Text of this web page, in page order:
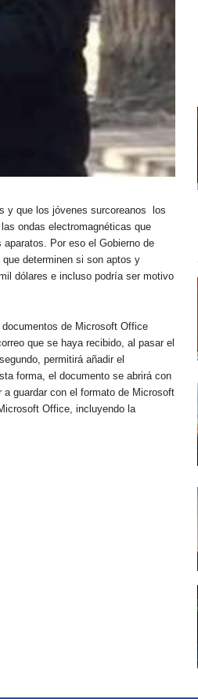
y que los jóvenes surcoreanos los
ondas electromagnéticas que
Por eso el Gobierno de
determinen si son aptos y
dólares e incluso podría ser motivo
de Microsoft Office
que se haya recibido, al pasar el
permitirá añadir el
forma, el documento se abrirá con
guardar con el formato de Microsoft
Office, incluyendo la